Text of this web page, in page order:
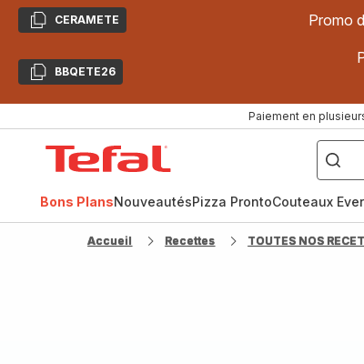
CopierCERAMETE Promo
CopierBBQETE26
Paiement en
["Poêles
inox,
Cake
Factory,
Bons PlansNouveautésPizza ProntoCouteaux
Accueil Recettes TOUTES NOS